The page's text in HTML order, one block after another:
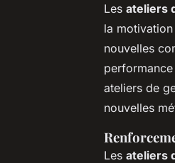
Les ateliers
la
nouvelles
ateliers de
nouvelles
Les ateliers